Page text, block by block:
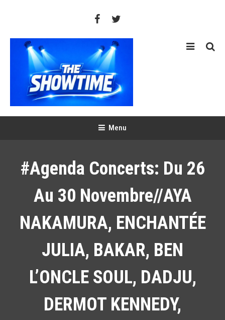
Menu
#Agenda Concerts: Du 26
Au 30 Novembre//AYA
NAKAMURA, ENCHANTÉE
JULIA, BAKAR, BEN
L’ONCLE SOUL, DADJU,
DERMOT KENNEDY,